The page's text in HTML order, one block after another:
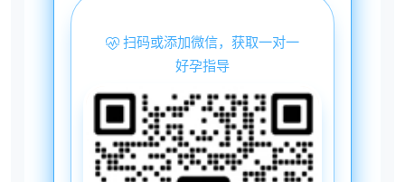
扫码或添加微信，获取一对一
好孕指导